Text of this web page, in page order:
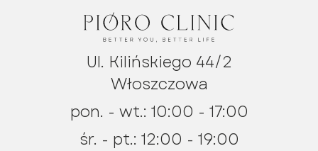
Ul. Kilińskiego 44/2
Włoszczowa
pon. - wt.: 10:00 - 17:00
śr. - pt.: 12:00 - 19:00